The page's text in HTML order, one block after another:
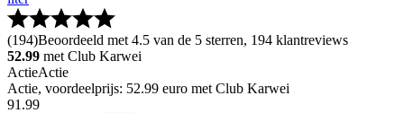
(194)Beoordeeld met 4.5 van de 5 sterren, 194 klantreviews
52.99 met Club Karwei
ActieActie
Actie, voordeelprijs: 52.99 euro met Club Karwei
91 .99